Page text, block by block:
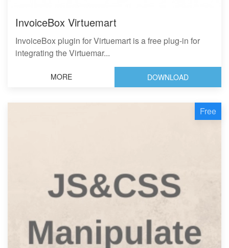
InvoiceBox Virtuemart
InvoiceBox plugin for Virtuemart is a free plug-in for
integrating the Virtuemar...
MORE DOWNLOAD
Free